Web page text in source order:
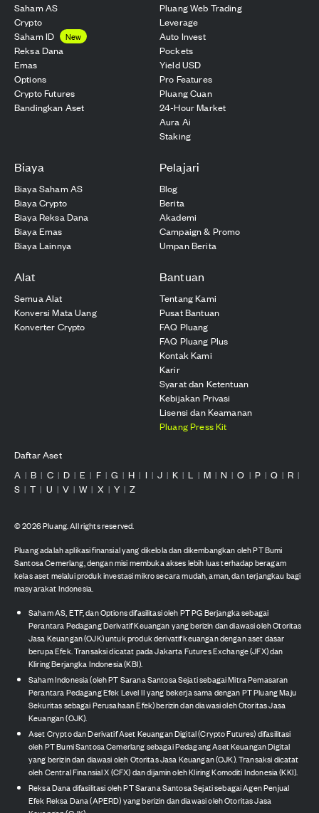
Saham AS
Crypto
Saham ID
New
Reksa Dana
Emas
Options
Crypto Futures
Bandingkan Aset
Pluang Web Trading
Leverage
Auto Invest
Pockets
Yield USD
Pro Features
Pluang Cuan
24-Hour Market
Aura Ai
Staking
Biaya
Biaya Saham AS
Biaya Crypto
Biaya Reksa Dana
Biaya Emas
Biaya Lainnya
Pelajari
Blog
Berita
Akademi
Campaign & Promo
Umpan Berita
Alat
Semua Alat
Konversi Mata Uang
Konverter Crypto
Bantuan
Tentang Kami
Pusat Bantuan
FAQ Pluang
FAQ Pluang Plus
Kontak Kami
Karir
Syarat dan Ketentuan
Kebijakan Privasi
Lisensi dan Keamanan
Pluang Press Kit
Daftar Aset
A | B | C | D | E | F | G | H | I | J | K | L | M | N | O | P | Q | R |
S | T | U | V | W | X | Y | Z
©2026Pluang. All rights reserved.
Pluang adalah aplikasi finansial yang dikelola dan dikembangkan oleh PT Bumi
Santosa Cemerlang, dengan misi membuka akses lebih luas terhadap beragam
kelas aset melalui produk investasi mikro secara mudah, aman, dan terjangkau bagi
masyarakat Indonesia.
Saham AS, ETF, dan Options difasilitasi oleh PT PG Berjangka sebagai
Perantara Pedagang Derivatif Keuangan yang berizin dan diawasi oleh Otoritas
Jasa Keuangan (OJK) untuk produk derivatif keuangan dengan aset dasar
berupa Efek. Transaksi dicatat pada Jakarta Futures Exchange (JFX) dan
Kliring Berjangka Indonesia (KBI).
Saham Indonesia (oleh PT Sarana Santosa Sejati sebagai Mitra Pemasaran
Perantara Pedagang Efek Level II yang bekerja sama dengan PT Pluang Maju
Sekuritas sebagai Perusahaan Efek) berizin dan diawasi oleh Otoritas Jasa
Keuangan (OJK).
Aset Crypto dan Derivatif Aset Keuangan Digital (Crypto Futures) difasilitasi
oleh PT Bumi Santosa Cemerlang sebagai Pedagang Aset Keuangan Digital
yang berizin dan diawasi oleh Otoritas Jasa Keuangan (OJK). Transaksi dicatat
oleh Central Finansial X (CFX) dan dijamin oleh Kliring Komoditi Indonesia (KKI).
Reksa Dana difasilitasi oleh PT Sarana Santosa Sejati sebagai Agen Penjual
Efek Reksa Dana (APERD) yang berizin dan diawasi oleh Otoritas Jasa